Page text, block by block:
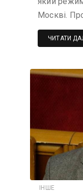
Москві.
ЧИТАТИ
ІНШЕ